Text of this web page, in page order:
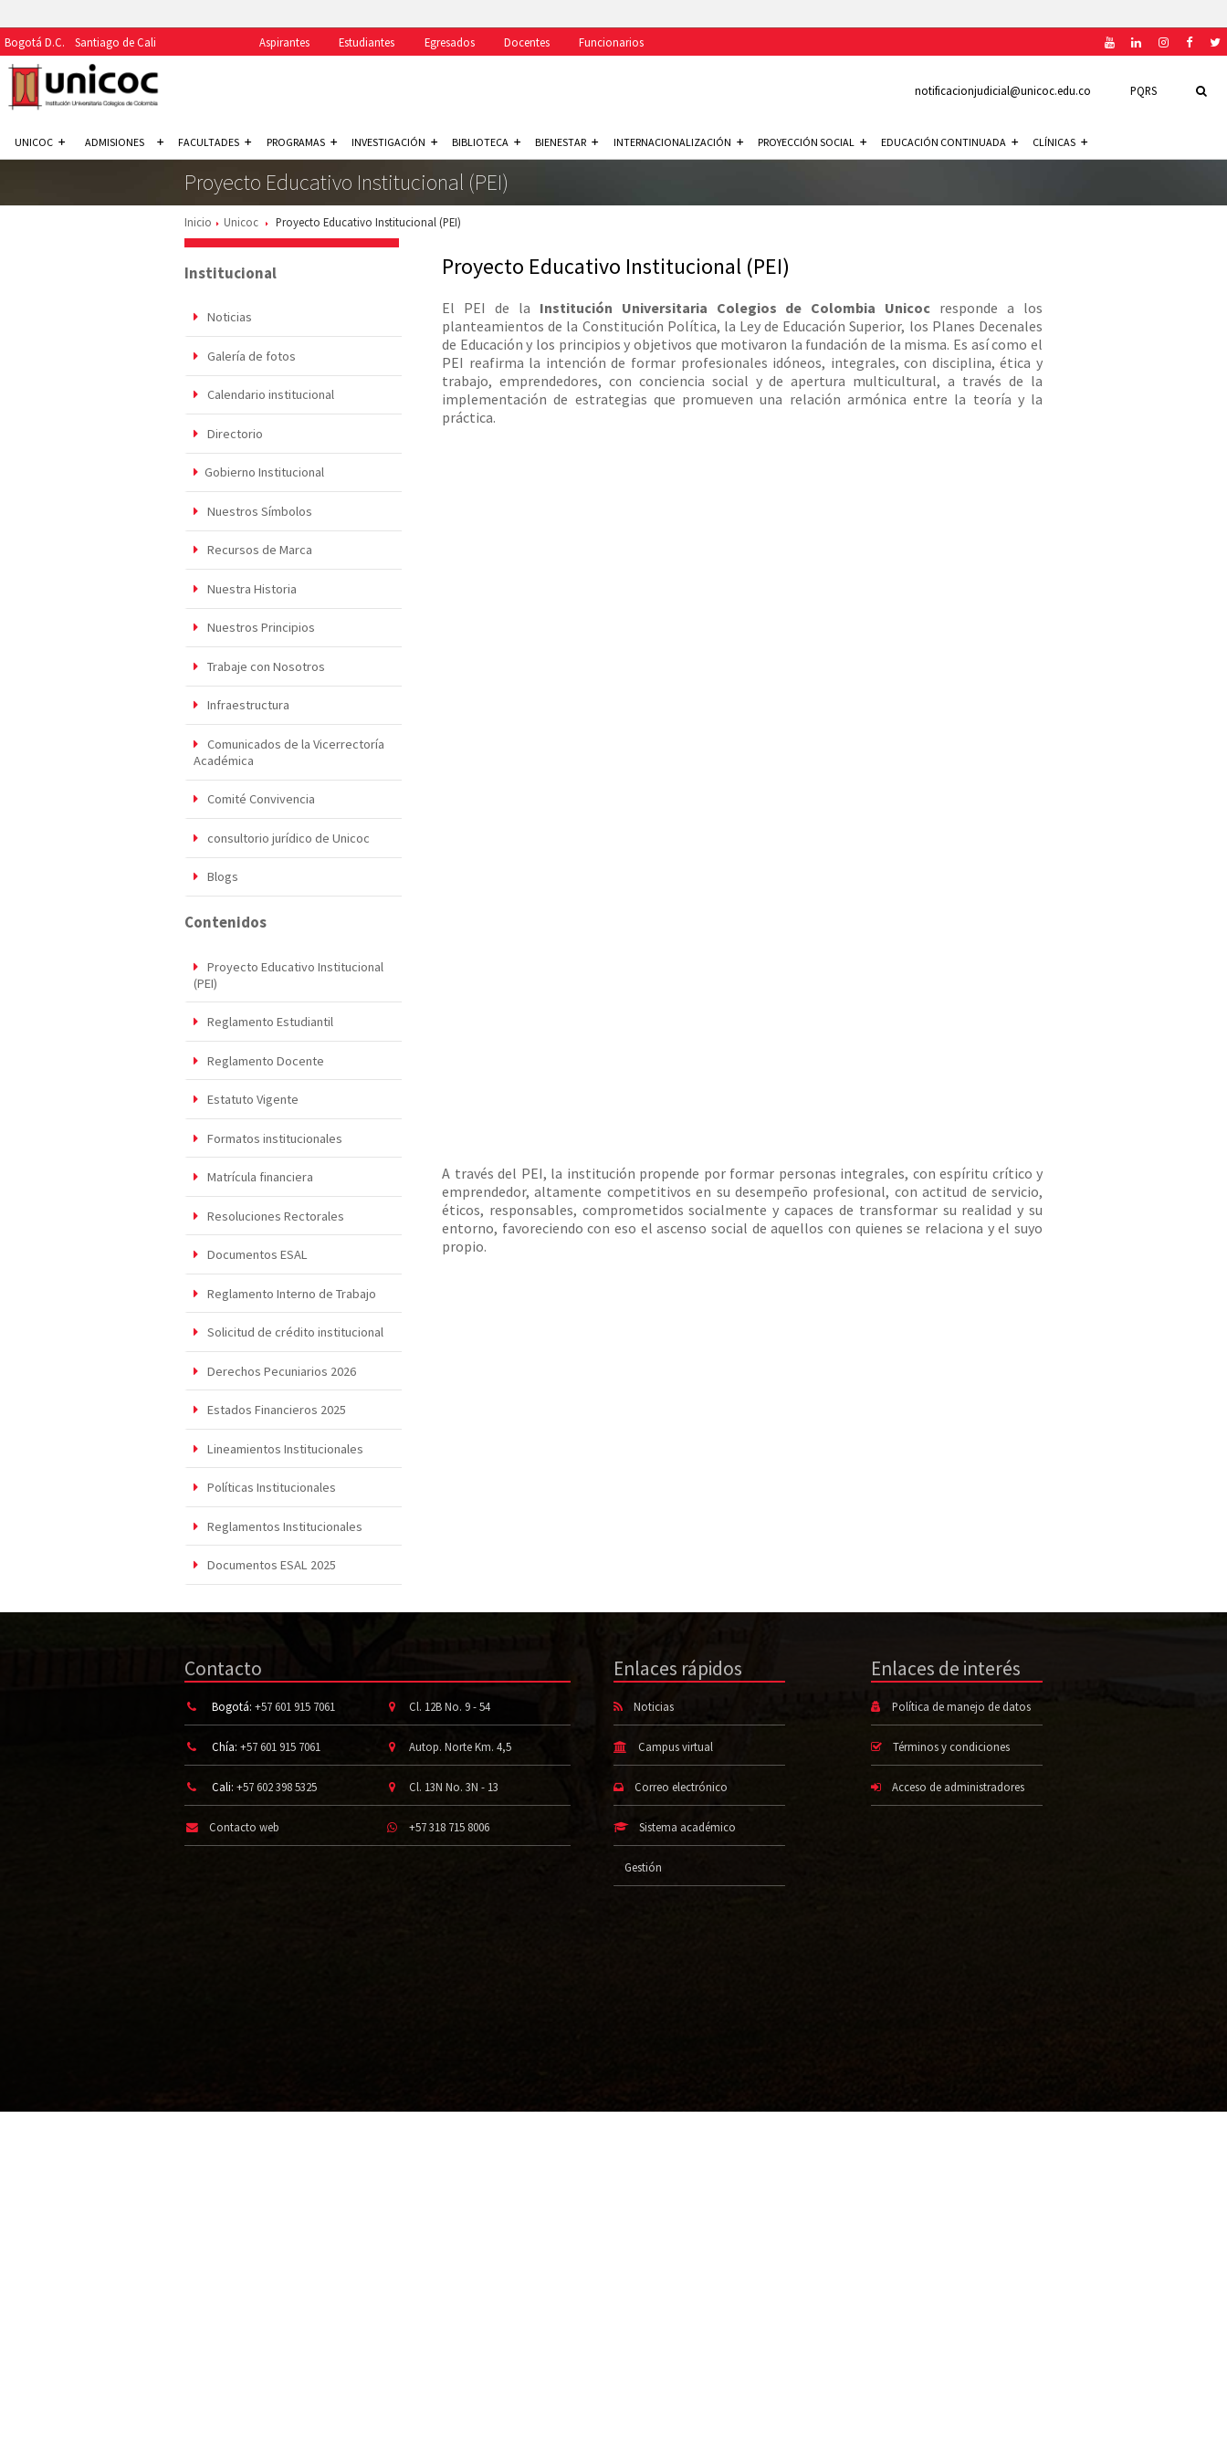
Bogotá D.C. Santiago de Cali Aspirantes Estudiantes Egresados Docentes Funcionarios
PQRS
notificacionjudicial@unicoc.edu.co
UNICOC ADMISIONES FACULTADES PROGRAMAS INVESTIGACIÓN BIBLIOTECA BIENESTAR INTERNACIONALIZACIÓN PROYECCIÓN SOCIAL EDUCACIÓN CONTINUADA CLÍNICAS
Proyecto Educativo Institucional (PEI)
Inicio Unicoc Proyecto Educativo Institucional (PEI)
Institucional
Noticias
Galería de fotos
Calendario institucional
Directorio
Gobierno Institucional
Nuestros Símbolos
Recursos de Marca
Nuestra Historia
Nuestros Principios
Trabaje con Nosotros
Infraestructura
Comunicados de la Vicerrectoría
Académica
Comité Convivencia
consultorio jurídico de Unicoc
Blogs
Contenidos
Proyecto Educativo Institucional
(PEI)
Reglamento Estudiantil
Reglamento Docente
Estatuto Vigente
Formatos institucionales
Matrícula financiera
Resoluciones Rectorales
Documentos ESAL
Reglamento Interno de Trabajo
Solicitud de crédito institucional
Derechos Pecuniarios 2026
Estados Financieros 2025
Lineamientos Institucionales
Políticas Institucionales
Reglamentos Institucionales
Documentos ESAL 2025
Proyecto Educativo Institucional (PEI)
El PEI de la Institución Universitaria Colegios de Colombia Unicoc responde a los
planteamientos de la Constitución Política, la Ley de Educación Superior, los Planes Decenales
de Educación y los principios y objetivos que motivaron la fundación de la misma. Es así como el
PEI reafirma la intención de formar profesionales idóneos, integrales, con disciplina, ética y
trabajo, emprendedores, con conciencia social y de apertura multicultural, a través de la
implementación de estrategias que promueven una relación armónica entre la teoría y la
práctica.
A través del PEI, la institución propende por formar personas integrales, con espíritu crítico y
emprendedor, altamente competitivos en su desempeño profesional, con actitud de servicio,
éticos, responsables, comprometidos socialmente y capaces de transformar su realidad y su
entorno, favoreciendo con eso el ascenso social de aquellos con quienes se relaciona y el suyo
propio.
Contacto
Bogotá: +57 601 915 7061 Cl. 12B No. 9 - 54
Chía: +57 601 915 7061 Autop. Norte Km. 4,5
Cali: +57 602 398 5325 Cl. 13N No. 3N - 13
Contacto web +57 318 715 8006
Enlaces rápidos
Noticias
Campus virtual
Correo electrónico
Sistema académico
Gestión
Enlaces de interés
Política de manejo de datos
Términos y condiciones
Acceso de administradores